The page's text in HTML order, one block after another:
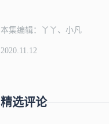
本集编辑：丫丫、小凡
2020.11.12
精选评论